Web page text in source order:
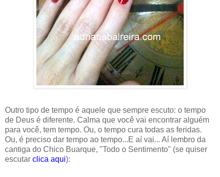
Outro tipo de tempo é aquele que sempre escuto: o tempo
de Deus é diferente. Calma que você vai encontrar alguém
para você, tem tempo. Ou, o tempo cura todas as feridas.
Ou, é preciso dar tempo ao tempo...E aí vai... Aí lembro da
cantiga do Chico Buarque, "Todo o Sentimento" (se quiser
escutar clica aqui):